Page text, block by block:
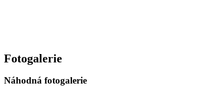
Fotogalerie
Náhodná fotogalerie